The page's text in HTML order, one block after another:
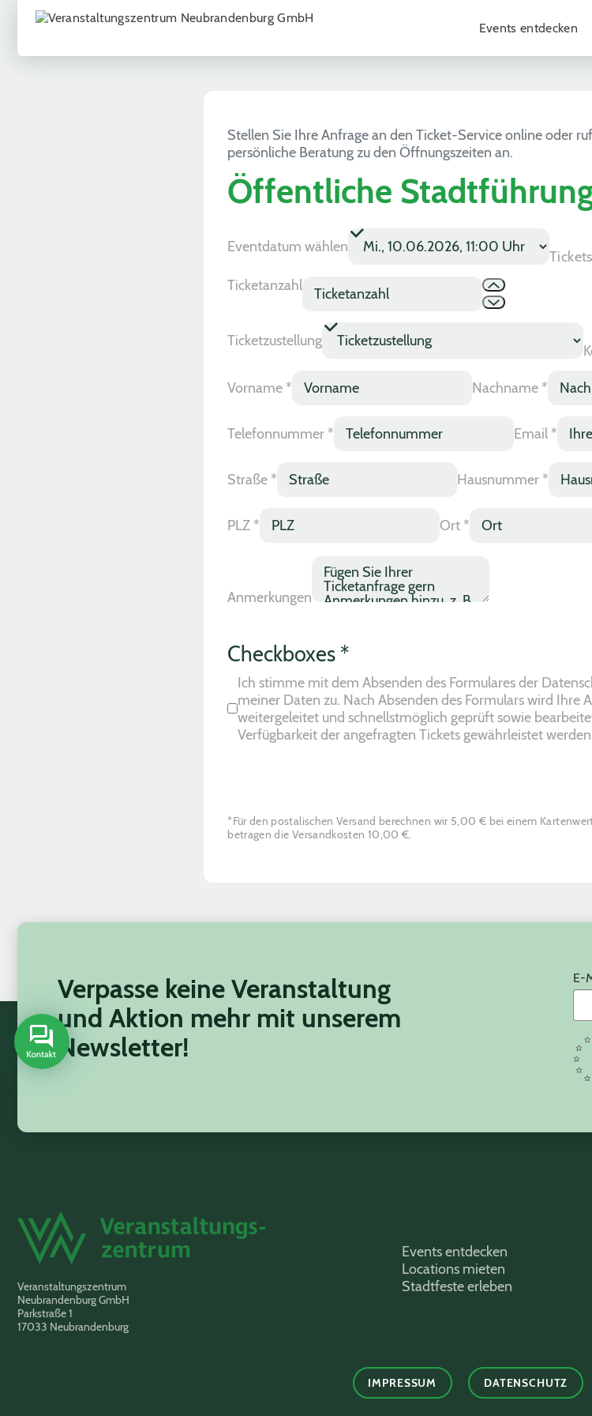
Events entdecken
Stellen Sie Ihre Anfrage an den Ticket-Service online oder
persönliche Beratung zu den Öffnungszeiten an.
Öffentliche
Anmerkungen
Checkboxes
Eventdatum wählen
Ticketanzahl
Ticketzustellung
Vorname * Nachname *
Telefonnummer * Email *
Straße * Hausnummer *
PLZ * Ort *
Anmerkungen
Checkboxes *
Ich stimme mit dem Absenden des Formulares der
meiner Daten zu. Nach Absenden des Formulars wird Ihre
weitergeleitet und schnellstmöglich geprüft sowie
Verfügbarkeit der angefragten Tickets gewährleistet
*Für den postalischen Versand berechnen wir 5,00 € bei einem
betragen die Versandkosten 10,00 €.
Verpasse keine Veranstaltung
und Aktion mehr mit unserem
Newsletter!
E-
Veranstaltungszentrum
Neubrandenburg GmbH
Parkstraße 1
17033 Neubrandenburg
Events entdecken
Locations mieten
Stadtfeste erleben
IMPRESSUM DATENSCHUTZ